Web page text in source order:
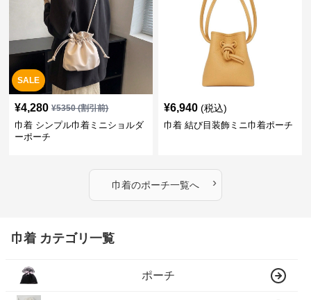
SALE
¥4,280 ¥5350(割引前)
巾着 シンプル巾着ミニショルダ
ーポーチ
¥6,940 (税込)
巾着 結び目装飾ミニ巾着ポーチ
巾着のポーチ一覧へ ›
巾着 カテゴリ一覧
ポーチ